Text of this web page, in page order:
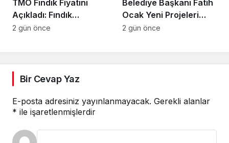
TMO Fındık Fiyatını
Açıkladı: Fındık
Üreticisi Hayal Kırıklığı
2 gün önce
Belediye Başkanı Fatih
Ocak Yeni Projeleri
Duyurdu
2 gün önce
Bir Cevap Yaz
E-posta adresiniz yayınlanmayacak. Gerekli alanlar
* ile işaretlenmişlerdir